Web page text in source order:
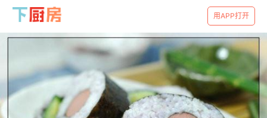
用APP打开